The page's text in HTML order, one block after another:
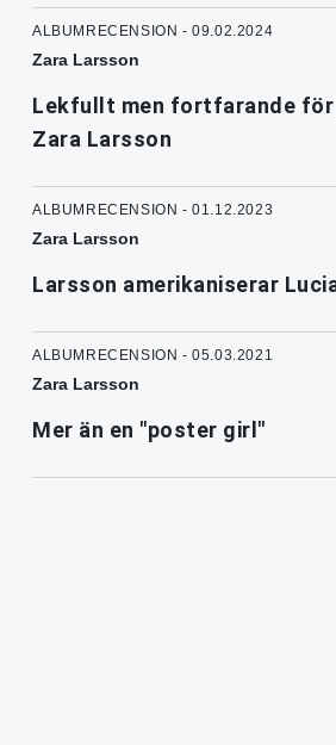
ALBUMRECENSION - 09.02.2024
Zara Larsson
Lekfullt men fortfarande
Zara Larsson
ALBUMRECENSION - 01.12.2023
Zara Larsson
Larsson amerikaniserar
ALBUMRECENSION - 05.03.2021
Zara Larsson
Mer än en "poster girl"